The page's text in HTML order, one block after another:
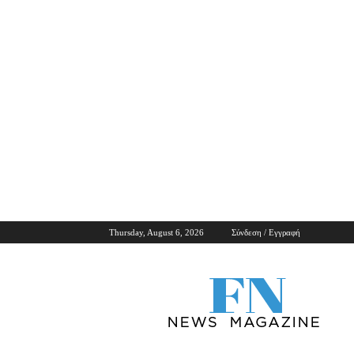
Thursday, August 6, 2026 Σύνδεση / Εγγραφή